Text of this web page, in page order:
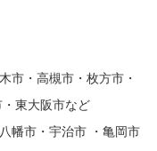
市・高槻市・枚方市・
東大阪市など
幡市・宇治市 ・亀岡市